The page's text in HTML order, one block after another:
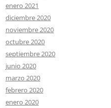
enero 2021
diciembre 2020
noviembre 2020
octubre 2020
septiembre 2020
junio 2020
marzo 2020
febrero 2020
enero 2020